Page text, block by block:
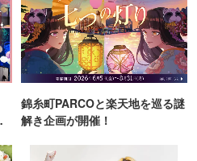
錦糸町PARCOと楽天地を巡る謎
解き企画が開催！